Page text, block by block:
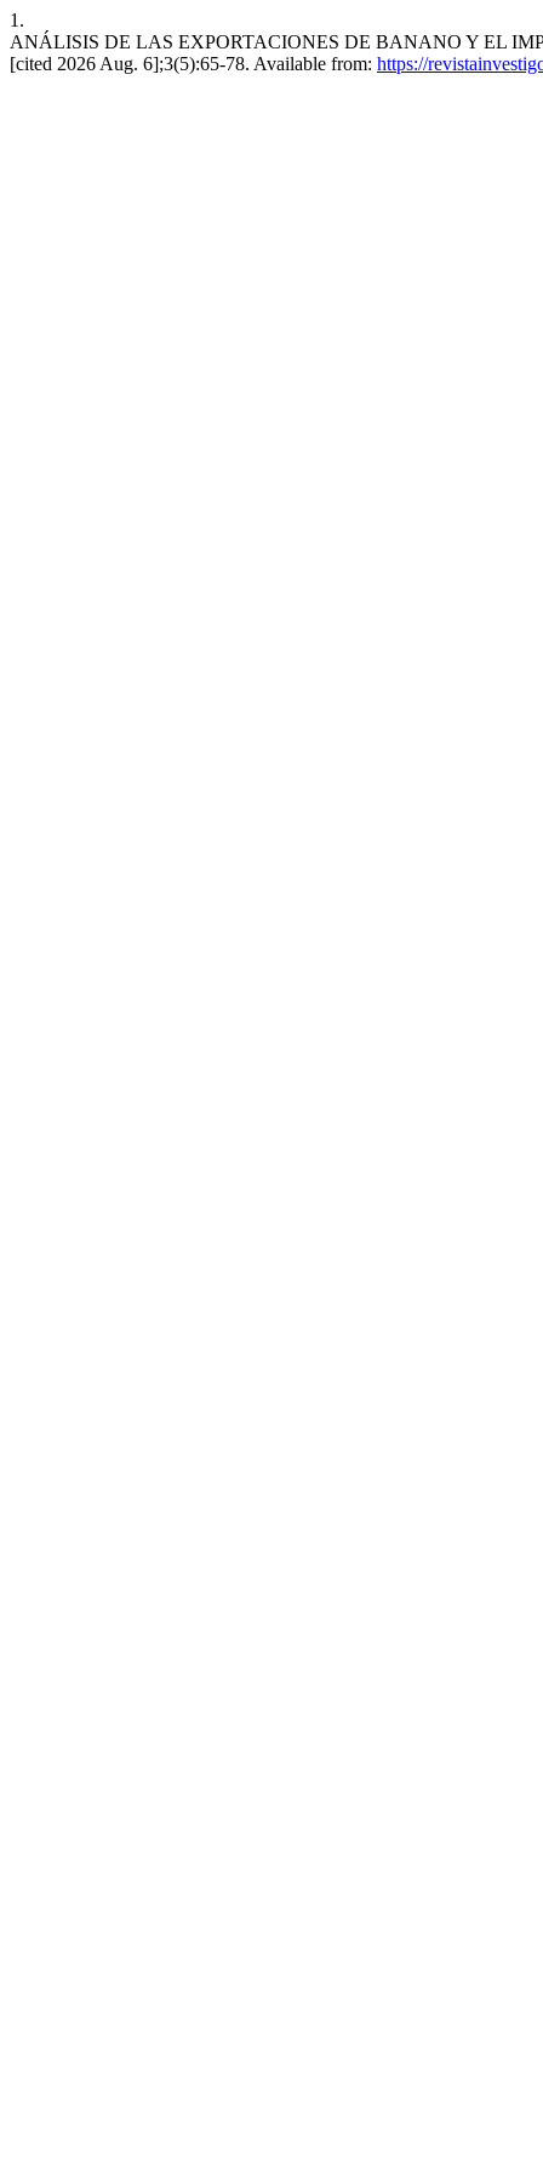
1.
ANÁLISIS DE LAS EXPORTACIONES DE BANANO Y EL
[cited 2026 Aug. 6];3(5):65-78. Available from: https://